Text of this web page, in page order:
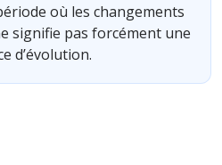
où les changements
signifie pas forcément une
d’évolution.